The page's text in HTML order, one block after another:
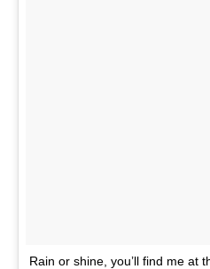
Rain or shine, you’ll find me at